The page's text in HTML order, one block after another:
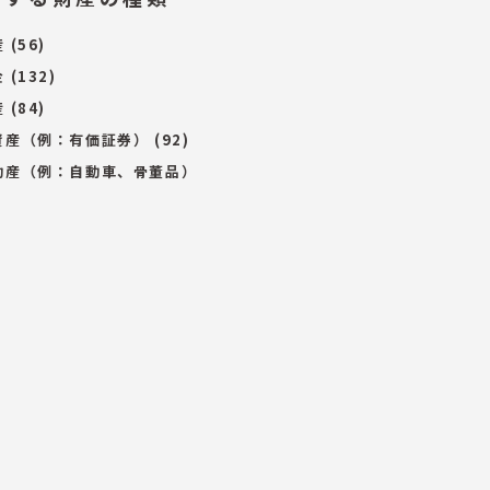
(56)
(132)
(84)
（例：有価証券）
(92)
（例：自動車、骨董品）